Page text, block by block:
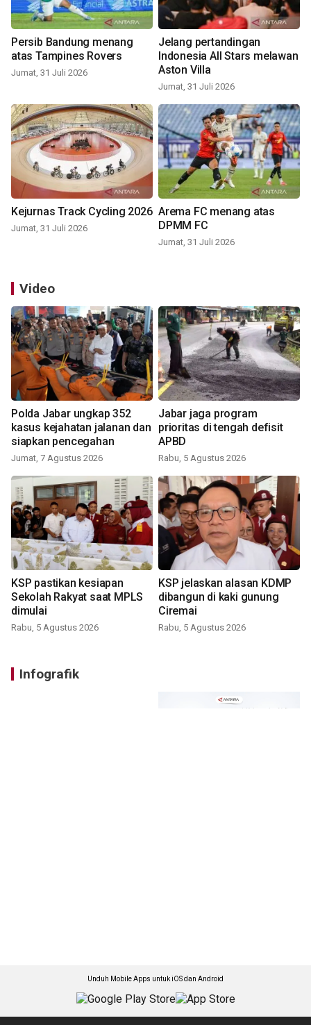
Persib Bandung menang
atas Tampines Rovers
Jumat, 31 Juli 2026
Jelang pertandingan
Indonesia All Stars melawan
Aston Villa
Jumat, 31 Juli 2026
Kejurnas Track Cycling 2026
Jumat, 31 Juli 2026
Arema FC menang atas
DPMM FC
Jumat, 31 Juli 2026
Video
Polda Jabar ungkap 352
kasus kejahatan jalanan dan
siapkan pencegahan
Jumat, 7 Agustus 2026
Jabar jaga program
prioritas di tengah defisit
APBD
Rabu, 5 Agustus 2026
KSP pastikan kesiapan
Sekolah Rakyat saat MPLS
dimulai
Rabu, 5 Agustus 2026
KSP jelaskan alasan KDMP
dibangun di kaki gunung
Ciremai
Rabu, 5 Agustus 2026
Infografik
Unduh Mobile Apps untuk iOS dan Android